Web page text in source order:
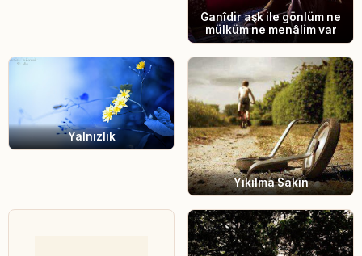
Ganîdir aşk ile gönlüm ne
mülküm ne menâlim var
Yalnızlık
Yıkılma Sakın